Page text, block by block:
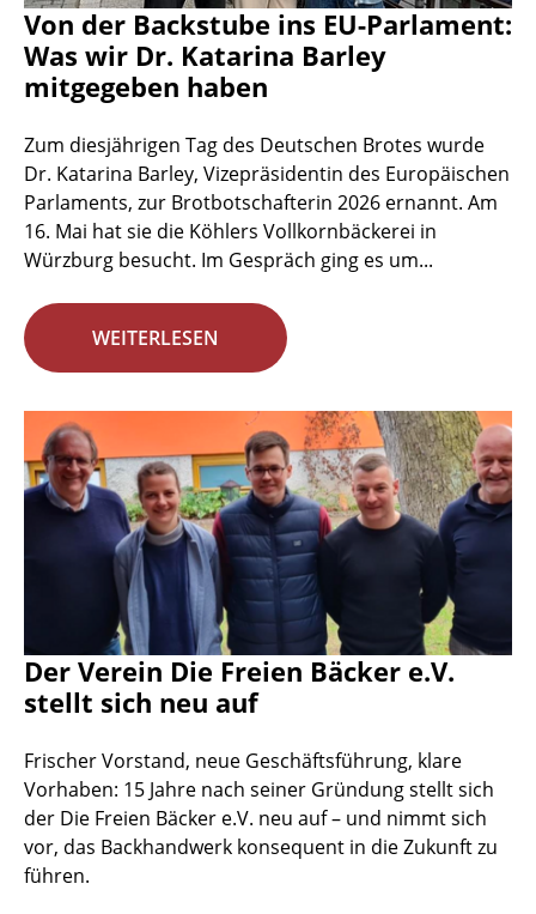
Von der Backstube ins EU-Parlament:
Was wir Dr. Katarina Barley
mitgegeben haben
Zum diesjährigen Tag des Deutschen Brotes wurde
Dr. Katarina Barley, Vizepräsidentin des Europäischen
Parlaments, zur Brotbotschafterin 2026 ernannt. Am
16. Mai hat sie die Köhlers Vollkornbäckerei in
Würzburg besucht. Im Gespräch ging es um...
WEITERLESEN
Der Verein Die Freien Bäcker e.V.
stellt sich neu auf
Frischer Vorstand, neue Geschäftsführung, klare
Vorhaben: 15 Jahre nach seiner Gründung stellt sich
der Die Freien Bäcker e.V. neu auf – und nimmt sich
vor, das Backhandwerk konsequent in die Zukunft zu
führen.